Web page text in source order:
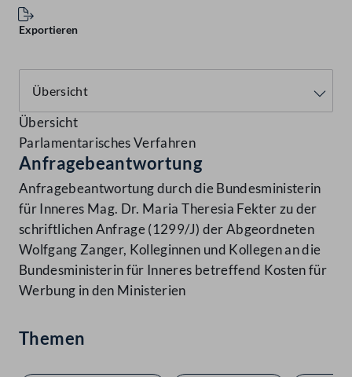
Exportieren
Übersicht
Parlamentarisches Verfahren
Anfragebeantwortung
Anfragebeantwortung durch die Bundesministerin
für Inneres Mag. Dr. Maria Theresia Fekter zu der
schriftlichen Anfrage (1299/J) der Abgeordneten
Wolfgang Zanger, Kolleginnen und Kollegen an die
Bundesministerin für Inneres betreffend Kosten für
Werbung in den Ministerien
Themen